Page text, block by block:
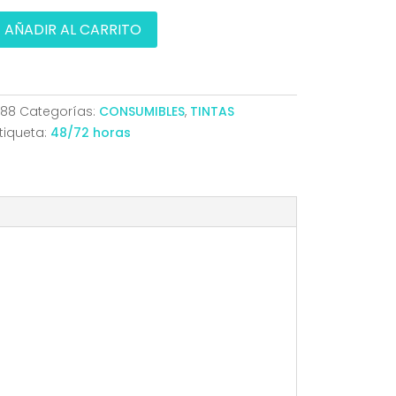
9130
AÑADIR AL CARRITO
Categorías: CONSUMIBLES, TINTAS
48/72 horas